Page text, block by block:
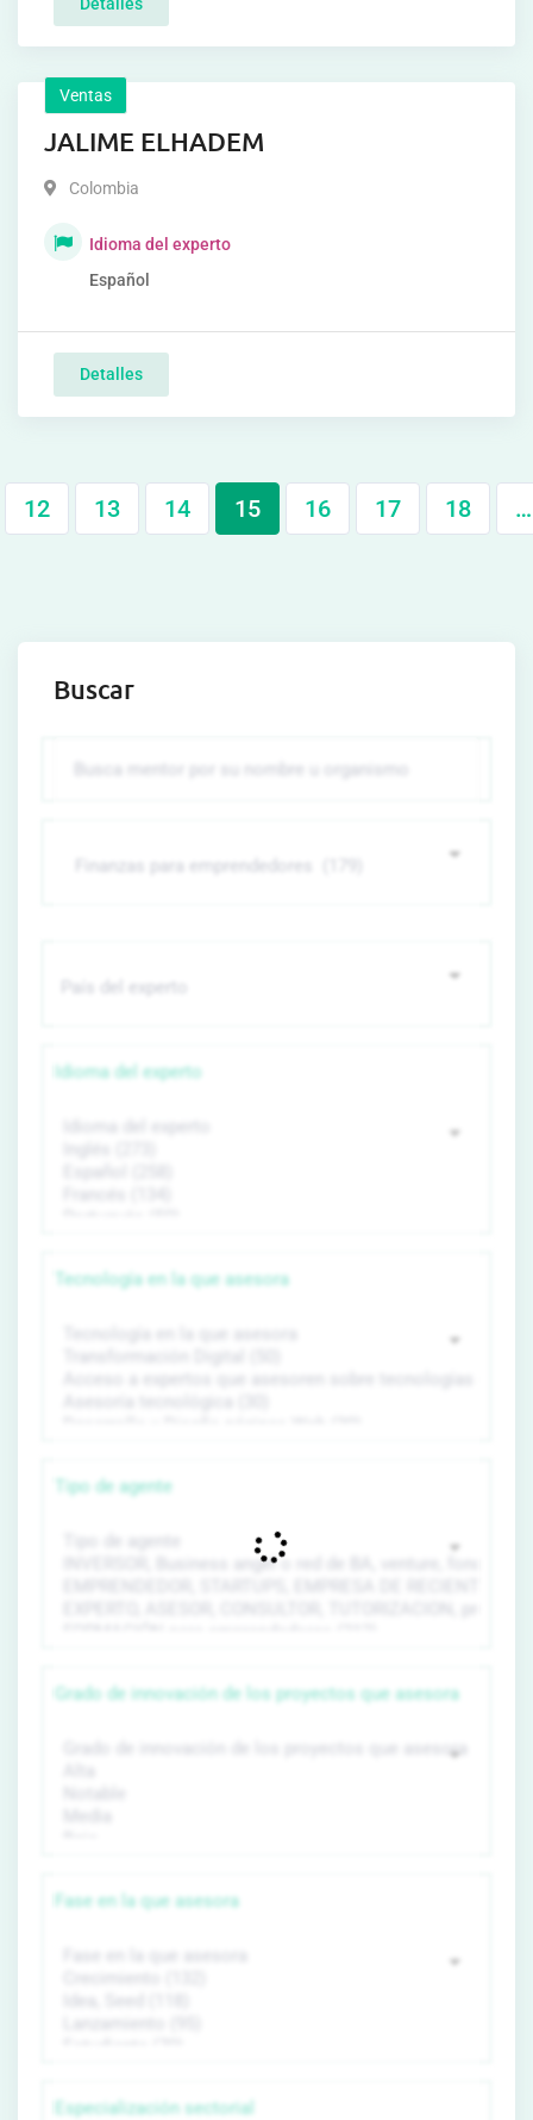
Ventas
JALIME ELHADEM
Colombia
Idioma del experto
Español
Detalles
12 13 14 15 16 17 18 …
Buscar
Idioma del experto
Tecnología en la que asesora
Tipo de agente
Grado de innovación de los proyectos que asesora
Fase en la que asesora
Especialización sectorial